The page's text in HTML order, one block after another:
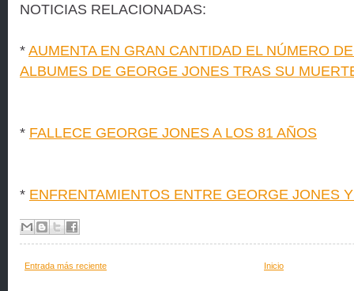
NOTICIAS RELACIONADAS:
*AUMENTA EN GRAN CANTIDAD EL NÚMERO
ALBUMES DE GEORGE JONES TRAS SU
* FALLECE GEORGE JONES A LOS 81 AÑOS
* ENFRENTAMIENTOS ENTRE GEORGE JONES
Entrada más reciente Inicio